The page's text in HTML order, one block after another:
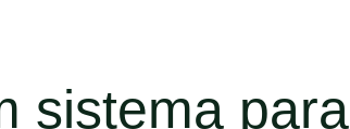
sistema para